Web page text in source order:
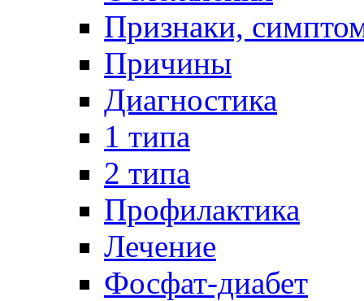
Признаки,
Причины
Диагностика
1 типа
2 типа
Профилактика
Лечение
Фосфат-диабет